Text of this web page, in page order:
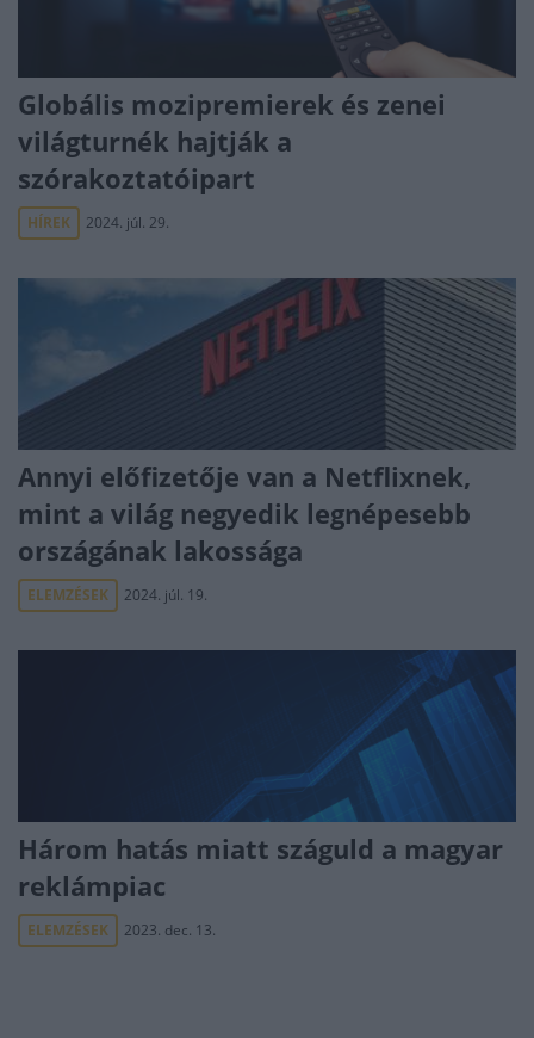
Globális mozipremierek és zenei
világturnék hajtják a
szórakoztatóipart
HÍREK 2024. júl. 29.
Annyi előfizetője van a Netflixnek,
mint a világ negyedik legnépesebb
országának lakossága
ELEMZÉSEK 2024. júl. 19.
Három hatás miatt száguld a magyar
reklámpiac
ELEMZÉSEK 2023. dec. 13.